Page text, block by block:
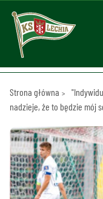
Strona główna
nadzieje, że to będzie mój